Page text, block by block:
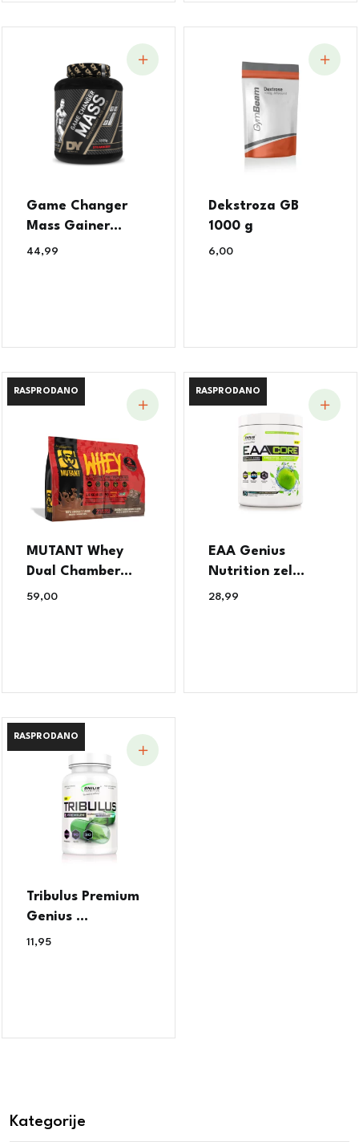
Game Changer
Mass Gainer...
44,99
Dekstroza GB
1000 g
6,00
RASPRODANO
RASPRODANO
MUTANT Whey
Dual Chamber...
59,00
RASPRODANO
RASPRODANO
EAA Genius
Nutrition zel...
28,99
RASPRODANO
RASPRODANO
Tribulus Premium
Genius ...
11,95
Kategorije